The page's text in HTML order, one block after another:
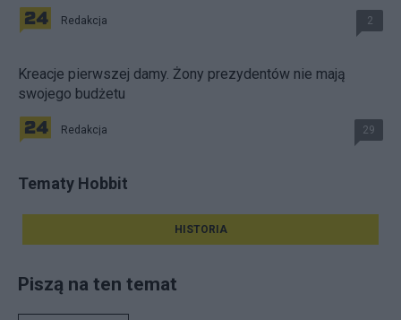
Redakcja 2
Kreacje pierwszej damy. Żony prezydentów nie mają
swojego budżetu
Redakcja 29
Tematy Hobbit
HISTORIA
Piszą na ten temat